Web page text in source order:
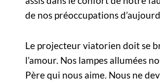
de nos préoccupations
Le projecteur viatorien doit se
l’amour. Nos lampes allumées
Père qui nous aime. Nous ne